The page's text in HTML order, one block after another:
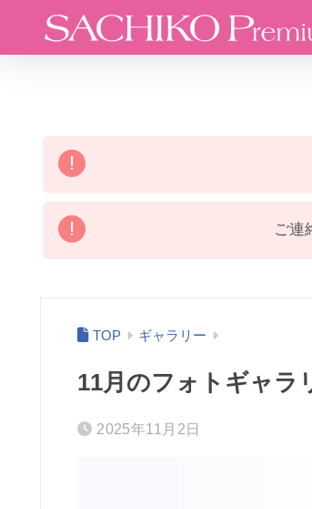
ご連
ギャラリー
11月のフォトギャラ
2025年11月2日